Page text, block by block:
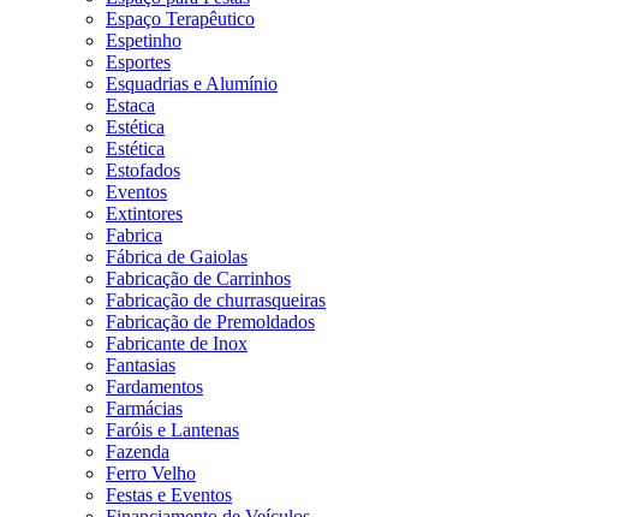
Espaço Terapêutico
Espetinho
Esportes
Esquadrias e Alumínio
Estaca
Estética
Estética
Estofados
Eventos
Extintores
Fabrica
Fábrica de Gaiolas
Fabricação de Carrinhos
Fabricação de churrasqueiras
Fabricação de Premoldados
Fabricante de Inox
Fantasias
Fardamentos
Farmácias
Faróis e Lantenas
Fazenda
Ferro Velho
Festas e Eventos